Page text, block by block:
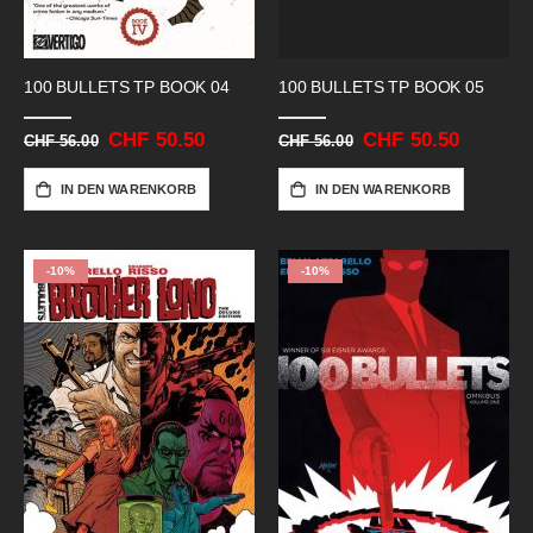
100 BULLETS TP BOOK 04
CHF 56.00 Sonderangebot
CHF 50.50
IN DEN WARENKORB
100 BULLETS TP BOOK 05
CHF 56.00 Sonderangebot
CHF 50.50
IN DEN WARENKORB
-10% -10%